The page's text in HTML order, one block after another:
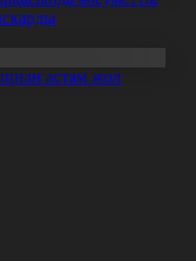
астам жол